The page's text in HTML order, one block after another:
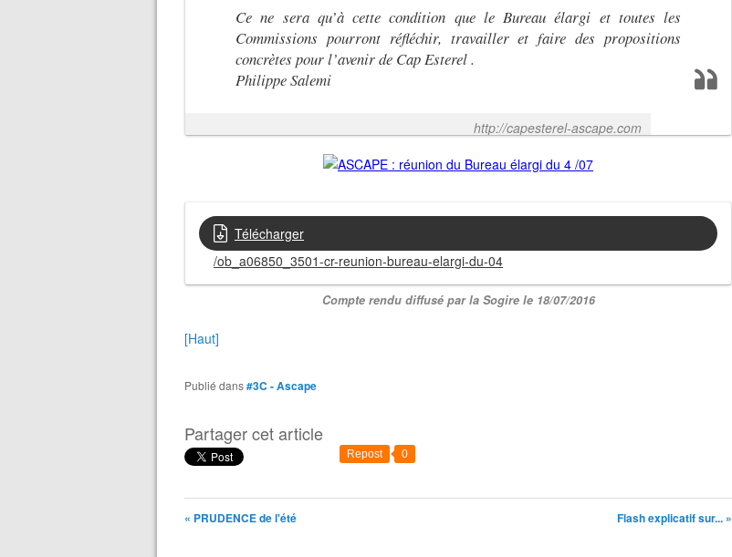
Ce ne sera qu’à cette condition que le Bureau élargi et toutes les
Commissions pourront réfléchir, travailler et faire des propositions
concrètes pour l’avenir de Cap Esterel .
Philippe Salemi
http://capesterel-ascape.com
Télécharger
/ob_a06850_3501-cr-reunion-bureau-elargi-du-04
Compte rendu diffusé par la Sogire le 18/07/2016
[Haut]
Publié dans#3C - Ascape
Partager cet article
Repost 0
« PRUDENCE de l'été Flash explicatif sur... »